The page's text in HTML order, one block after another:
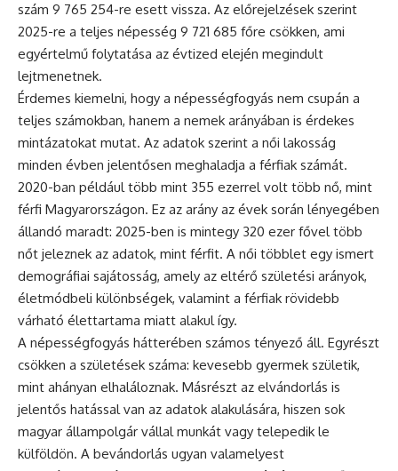
szám 9 765 254-re esett vissza. Az előrejelzések szerint
2025-re a teljes népesség 9 721 685 főre csökken, ami
egyértelmű folytatása az évtized elején megindult
lejtmenetnek.
Érdemes kiemelni, hogy a népességfogyás nem csupán a
teljes számokban, hanem a nemek arányában is érdekes
mintázatokat mutat. Az adatok szerint a női lakosság
minden évben jelentősen meghaladja a férfiak számát.
2020-ban például több mint 355 ezerrel volt több nő, mint
férfi Magyarországon. Ez az arány az évek során lényegében
állandó maradt: 2025-ben is mintegy 320 ezer fővel több
nőt jeleznek az adatok, mint férfit. A női többlet egy ismert
demográfiai sajátosság, amely az eltérő születési arányok,
életmódbeli különbségek, valamint a férfiak rövidebb
várható élettartama miatt alakul így.
A népességfogyás hátterében számos tényező áll. Egyrészt
csökken a születések száma: kevesebb gyermek születik,
mint ahányan elhaláloznak. Másrészt az elvándorlás is
jelentős hatással van az adatok alakulására, hiszen sok
magyar állampolgár vállal munkát vagy telepedik le
külföldön. A bevándorlás ugyan valamelyest